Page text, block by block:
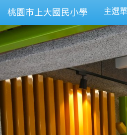
桃園市上大國民小學 主選單